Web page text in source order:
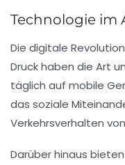
Technologie im
Die digitale Revolution
Druckhaben die Art
täglich auf mobile
das soziale
Verkehrsverhalten
Darüber hinaus bieten